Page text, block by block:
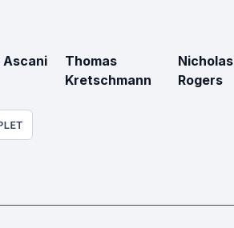
Ascani
Thomas
Kretschmann
Nicholas
Rogers